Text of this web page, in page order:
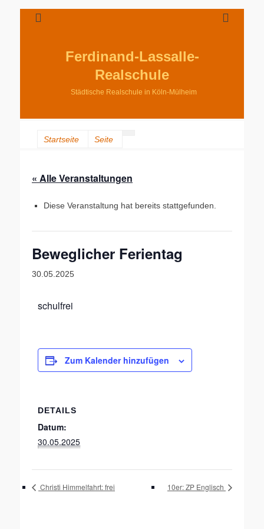
Ferdinand-Lassalle-
Realschule
Städtische Realschule in Köln-Mülheim
Startseite Seite
« Alle Veranstaltungen
Diese Veranstaltung hat bereits stattgefunden.
Beweglicher Ferientag
30.05.2025
schulfrei
Zum Kalender hinzufügen
DETAILS
Datum:
30.05.2025
Christi Himmelfahrt: frei 10er: ZP Englisch